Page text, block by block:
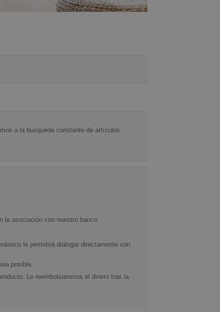
a la búsqueda constante de artículos
la asociación con nuestro banco.
le permitirá dialogar directamente con
posible.
Le reembolsaremos el dinero tras la